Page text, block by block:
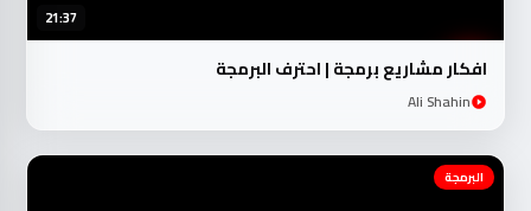
21:37
افكار مشاريع برمجة | احترف البرمجة
Ali Shahin
البرمجة